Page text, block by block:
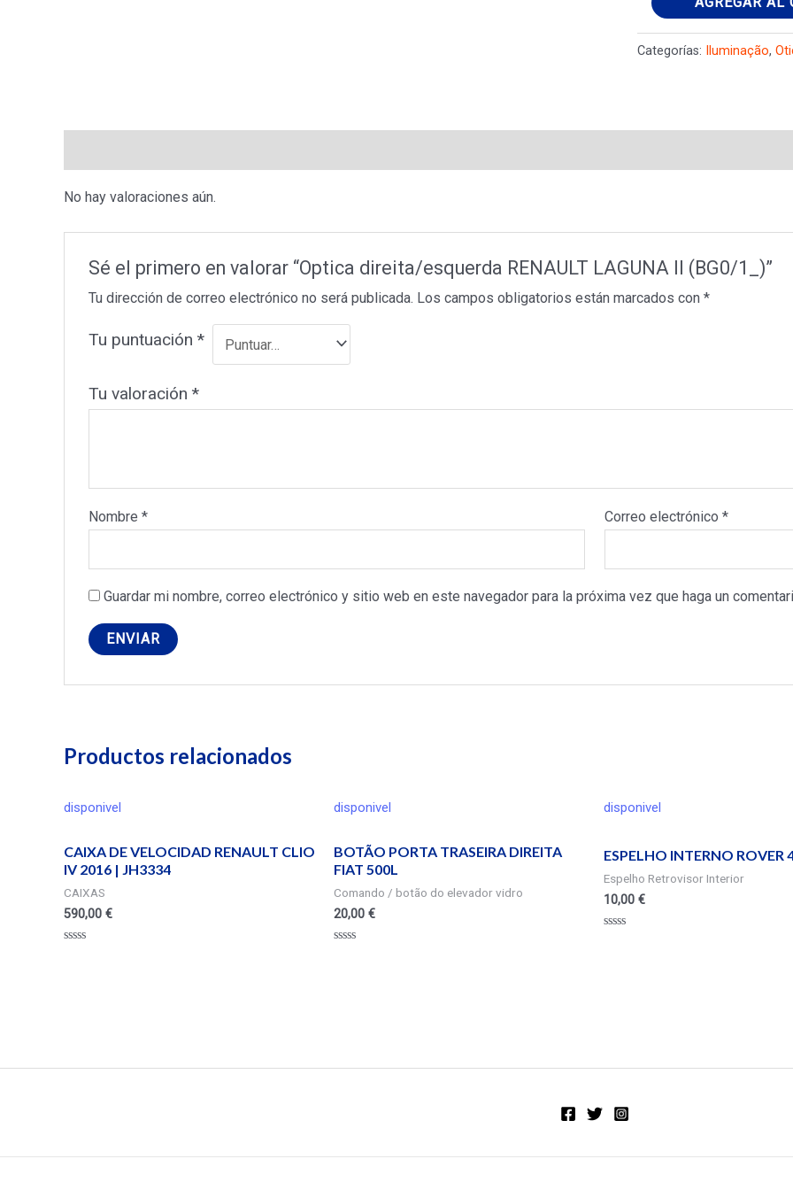
direita/esquerda
RENAULT
(BG0/1_)
Categorías: Iluminação,
No hay valoraciones aún.
Sé el primero en valorar “Optica direita/esquerda RENAULT LAGUNA II (BG0/1_)”
Tu dirección de correo electrónico no será publicada. Los campos obligatorios están marcados con *
Tu puntuación *
Tu valoración *
Nombre * Correo electrónico*
Guardar mi nombre, correo electrónico y sitio web en este navegador para la próxima vez que haga un
Productos relacionados
disponivel
CAIXA DE VELOCIDAD RENAULT CLIO
IV 2016 | JH3334
CAIXAS
590,00 €
disponivel
BOTÃO PORTA TRASEIRA DIREITA
FIAT 500L
Comando / botão do elevador vidro
20,00 €
disponivel
ESPELHO INTERNO ROVER
Espelho Retrovisor Interior
10,00 €